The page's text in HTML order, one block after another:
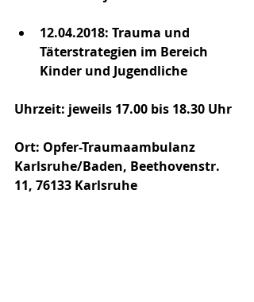
12.04.2018: Trauma und
Täterstrategien im Bereich
Kinder und Jugendliche
Uhrzeit: jeweils 17.00 bis 18.30 Uhr
Ort: Opfer-Traumaambulanz
Karlsruhe/Baden, Beethovenstr.
11, 76133 Karlsruhe